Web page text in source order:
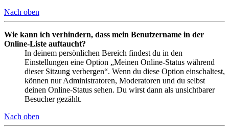
Nach oben
Wie kann ich verhindern, dass mein Benutzername in der
Online-Liste auftaucht?
In deinem persönlichen Bereich findest du in den
Einstellungen eine Option „Meinen Online-Status während
dieser Sitzung verbergen“. Wenn du diese Option einschaltest,
können nur Administratoren, Moderatoren und du selbst
deinen Online-Status sehen. Du wirst dann als unsichtbarer
Besucher gezählt.
Nach oben